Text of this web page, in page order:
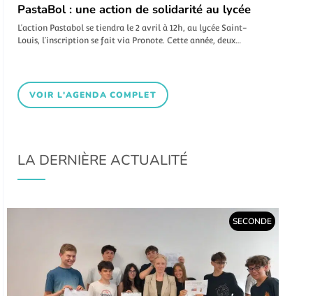
PastaBol : une action de solidarité au lycée
L’action Pastabol se tiendra le 2 avril à 12h, au lycée Saint-
Louis, l’inscription se fait via Pronote. Cette année, deux…
VOIR L'AGENDA COMPLET
LA DERNIÈRE ACTUALITÉ
SECONDE